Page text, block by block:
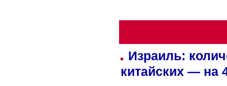
Израиль:
китайских — на